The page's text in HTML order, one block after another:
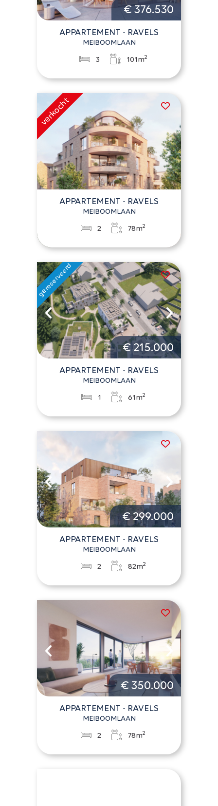
€ 376.530
APPARTEMENT - RAVELS
MEIBOOMLAAN
3 101m2
APPARTEMENT - RAVELS
MEIBOOMLAAN
2 78m2
€ 215.000
APPARTEMENT - RAVELS
MEIBOOMLAAN
1 61m2
€ 299.000
APPARTEMENT - RAVELS
MEIBOOMLAAN
2 82m2
€ 350.000
APPARTEMENT - RAVELS
MEIBOOMLAAN
2 78m2